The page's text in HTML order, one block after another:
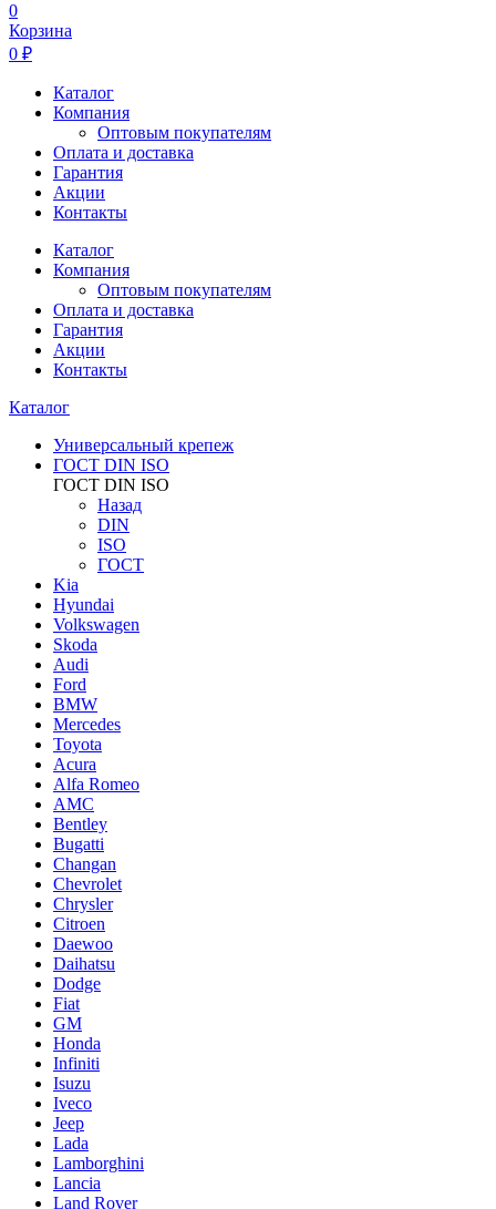
0
Корзина
0 ₽
Каталог
Компания
Оптовым покупателям
Оплата и доставка
Гарантия
Акции
Контакты
Каталог
Компания
Оптовым покупателям
Оплата и доставка
Гарантия
Акции
Контакты
Каталог
Универсальный крепеж
ГОСТ DIN ISO
ГОСТ DIN ISO
Назад
DIN
ISO
ГОСТ
Kia
Hyundai
Volkswagen
Skoda
Audi
Ford
BMW
Mercedes
Toyota
Acura
Alfa Romeo
AMC
Bentley
Bugatti
Changan
Chevrolet
Chrysler
Citroen
Daewoo
Daihatsu
Dodge
Fiat
GM
Honda
Infiniti
Isuzu
Iveco
Jeep
Lada
Lamborghini
Lancia
Land Rover